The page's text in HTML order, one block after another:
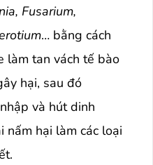
Fusarium,
… bằng cách
làm tan vách tế bào
hại, sau đó
và hút dinh
nấm hại làm các loại